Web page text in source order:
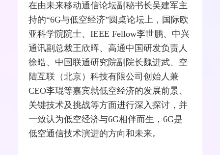
在由未来移动通信论坛副秘书长吴建军主
持的“6G与低空经济”圆桌论坛上，国际欧
亚科学院院士、IEEE Fellow李世鹏、 中兴
通讯副总裁王欣晖、 高通中国研发负责人
徐晧、 中国联通研究院副院长魏进武、空
陆互联（北京）科技有限公司创始人兼
CEO李琨等嘉宾就低空经济的发展前景、
关键技术及挑战等方面进行深入探讨，并
一致认为低空经济与6G相伴而生，6G是
低空通信技术演进的方向和未来。